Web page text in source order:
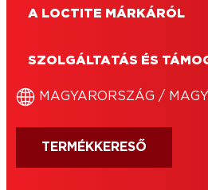
LOCTITE Super Bond
A LOCTITE Super
extra hosszú csőrrel
pillanatragasztó, a
helyeken belüli
A LOCTITE MÁRKÁRÓL
SZOLGÁLTATÁS ÉS
MAGYARORSZÁG /
TERMÉKKERESŐ